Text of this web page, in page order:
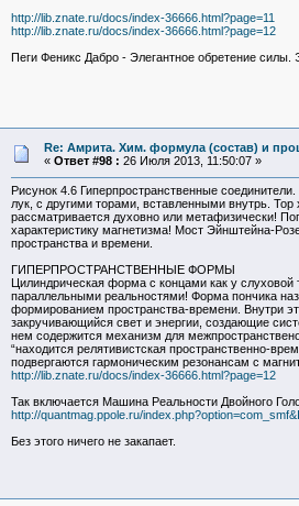
http://lib.znate.ru/docs/index-36666.html?page=11
http://lib.znate.ru/docs/index-36666.html?page=12
Пеги Феникс Дабро - Элегантное обретение силы.
Re: Амрита. Хим. формула (состав) и
« Ответ #98 : 26 Июля 2013, 11:50:07 »
Рисунок 4.6 Гиперпространственные
лук, с другими торами, вставленными внутрь.
рассматривается духовно или метафизически!
характеристику магнетизма! Мост Эйнштейна-
пространства и времени.
ГИПЕРПРОСТРАНСТВЕННЫЕ ФОРМЫ
Цилиндрическая форма с концами как у
параллельными реальностями! Форма пончика
формированием пространства-времени. Внутри
закручивающийся свет и энергии, создающие
нем содержится механизм для
“находится релятивистская пространственно-
подвергаются гармоническим резонансам с
http://lib.znate.ru/docs/index-36666.html?page=12
Так включается Машина Реальности Двойного
http://quantmag.ppole.ru/
Без этого ничего не закапает.